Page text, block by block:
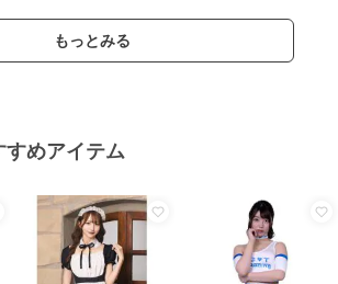
もっとみる
すめアイテム